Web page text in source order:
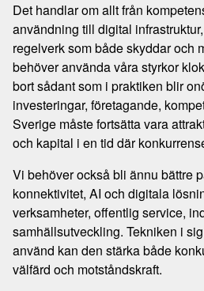
Det handlar om allt från
användning till digital
regelverk som både skyddar och
behöver använda våra styrkor
bort sådant som i praktiken blir
investeringar, företagande,
Sverige måste fortsätta vara
och kapital i en tid där
Vi behöver också bli ännu bättre
konnektivitet, AI och digitala
verksamheter, offentlig service,
samhällsutveckling. Tekniken i
använd kan den stärka både
välfärd och motståndskraft.